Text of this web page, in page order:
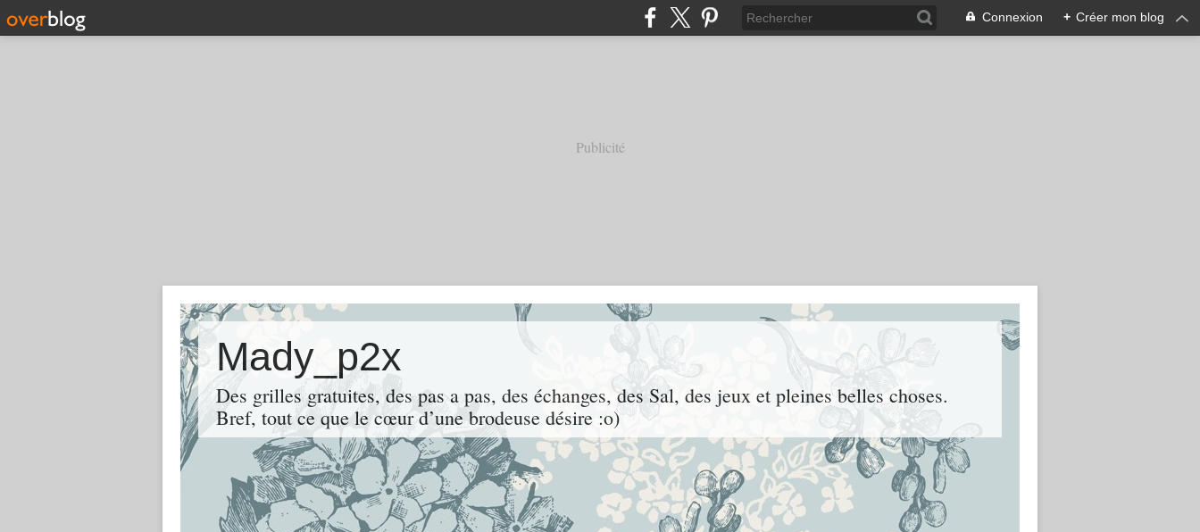
Connexion + Créer mon blog
Publicité
Mady_p2x
Des grilles gratuites, des pas a pas, des échanges, des Sal, des jeux et pleines belles choses.
Bref, tout ce que le cœur d’une brodeuse désire :o)